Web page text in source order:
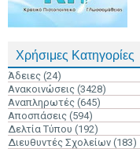
Χρήσιμες Κατηγορίες
Άδειες (24)
Ανακοινώσεις (3428)
Αναπληρωτές (645)
Αποσπάσεις (594)
Δελτία Τύπου (192)
Διευθυντές Σχολείων (183)